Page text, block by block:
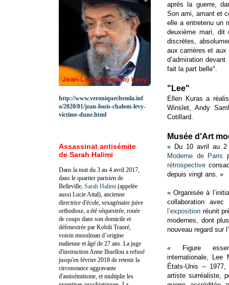
après la guerre,
Son ami, amant et
elle a entretenu un
deuxième mari,
discrètes,
aux carrières et aux
d’admiration
fait la part belle".
"Lee"
Ellen Kuras a
Winslet, Andy
Cotillard.
Musée d'Art
« Du 10 avril au
Moderne de Paris
rétrospective
depuis vingt ans. »
« Organisée à
collaboration
l’exposition réunit
modernes, dont
nouveau regard sur
« Figure
internationale, Lee
États-Unis –
artiste surréaliste,
http://www.veroniquechemla.inf
o/2020/01/jean-louis-chalom-levy-
victime-dune.html
Assassinat antisémite
de Sarah Halimi
Dans la nuit du 3 au 4 avril 2017,
dans le quartier parisien de
Belleville, Sarah Halimi (appelée
aussi Lucie Attal), ancienne
directrice d'école, sexagénaire juive
orthodoxe, a été séquestrée, rouée
de coups dans son domicile et
défenestrée par Kobili Traoré,
voisin musulman d’origine
malienne et âgé de 27 ans. La juge
d'instruction Anne Ihuellou a refusé
jusqu'en février 2018 de retenir la
circonstance aggravante
d'antisémitisme, et multiplie les